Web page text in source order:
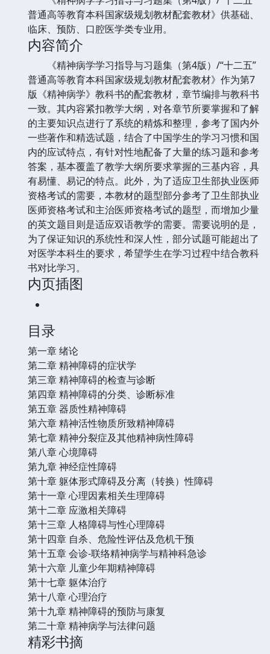
普通高等教育本科国家级规划教材配套教材》供基础、
临床、预防、口腔医学类专业用。
内容简介
《精神病学学习指导与习题集（第4版）/“十二五”
普通高等教育本科国家级规划教材配套教材》作为第7
版《精神病学》教科书的配套教材，章节编排与教科书
一致。其内容紧扣教学大纲，对各章节所要掌握和了解
的主要知识点进行了系统的精炼和整理，参考了国内外
一些著作和精选试题，结合了中国学生的学习习惯和国
内的应试特点，有针对性地配备了大量的练习题和参考
答案，基本覆盖了教学大纲所要求掌握的三基内容，具
有易懂、易记的特点。此外，为了适应卫生部执业医师
资格考试的需要，本教材的题型部分参考了卫生部执业
医师资格考试和主治医师资格考试的题型，而增加少量
的英文题目则是适应双语教学的需要。需要说明的是，
为了保证知识的系统性和深人性，部分试题可能超出了
对医学本科生的要求，希望学生在学习过程中结合教科
书对比学习。
内页插图
目录
第一章 绪论
第二章 精神障碍的症状学
第三章 精神障碍的检查与诊断
第四章 精神障碍的分类、诊断标准
第五章 器质性精神障碍
第六章 精神活性物质所致精神障碍
第七章 精神分裂症及其他精神病性障碍
第八章 心境障碍
第九章 神经症性障碍
第十章 躯体形式障碍及分离（转换）性障碍
第十一章 心理因素相关生理障碍
第十二章 应激相关障碍
第十三章 人格障碍与性心理障碍
第十四章 自杀、危险性评估及危机干预
第十五章 会诊-联络精神病学与精神科急诊
第十六章 儿童少年期精神障碍
第十七章 躯体治疗
第十八章 心理治疗
第十九章 精神障碍的预防与康复
第二十章 精神病学与法律问题
精彩书摘